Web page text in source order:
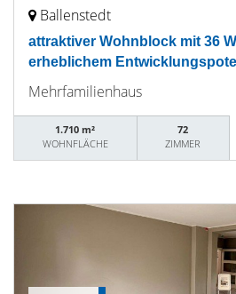
Ballenstedt
attraktiver Wohnblock mit 36
erheblichem
Mehrfamilienhaus
1.710 m²
WOHNFLÄCHE
72
ZIMMER